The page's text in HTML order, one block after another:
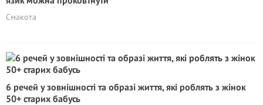
Смакота
6 речей у зовнішності та образі життя, які роблять з жінок
50+ стapиx бабусь